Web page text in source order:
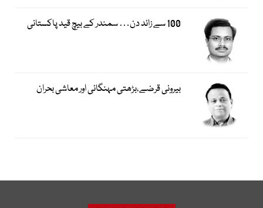
100 سے زائد دن… سمندر کے بیچ قید پاکستانی
بیرونی قرضے،بڑھتی مہنگائی اور معاشی بحران